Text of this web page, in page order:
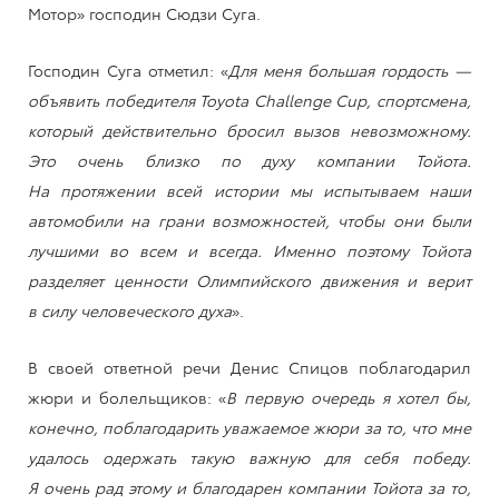
Мотор» господин Сюдзи Суга.
Господин Суга отметил: «Для меня большая гордость —
объявить победителя Toyota Challenge Cup, спортсмена,
который действительно бросил вызов невозможному.
Это очень близко по духу компании Тойота.
На протяжении всей истории мы испытываем наши
автомобили на грани возможностей, чтобы они были
лучшими во всем и всегда. Именно поэтому Тойота
разделяет ценности Олимпийского движения и верит
в силу человеческого духа».
В своей ответной речи Денис Спицов поблагодарил
жюри и болельщиков: «В первую очередь я хотел бы,
конечно, поблагодарить уважаемое жюри за то, что мне
удалось одержать такую важную для себя победу.
Я очень рад этому и благодарен компании Тойота за то,